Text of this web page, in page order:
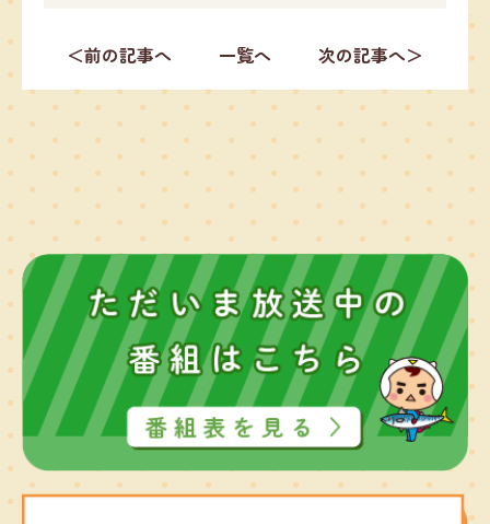
＜前の記事へ 一覧へ 次の記事へ＞